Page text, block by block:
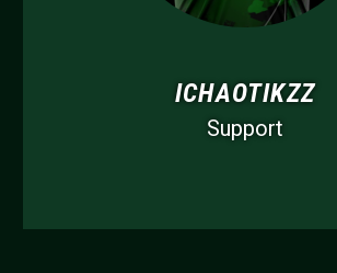
ICHAOTIKZZ
Support